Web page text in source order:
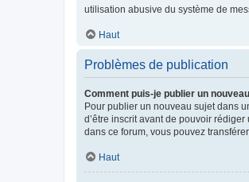
utilisation abusive du système de
Haut
Problèmes de publication
Comment puis-je publier un
Pour publier un nouveau sujet dans
d’être inscrit avant de pouvoir
dans ce forum, vous pouvez
Haut